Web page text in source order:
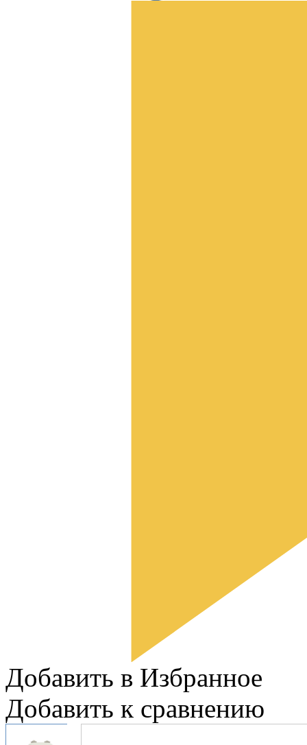
Добавить в Избранное
Добавить к сравнению